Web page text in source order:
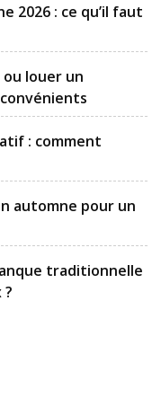
2026 : ce qu’il faut
louer un
: comment
automne pour un
traditionnelle